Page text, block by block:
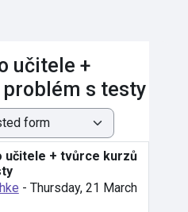
učitele +
s testy
učitele + tvůrce kurzů
- Thursday, 21 March
0